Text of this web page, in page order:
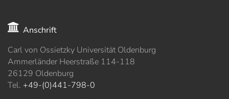
Anschrift
Carl von Ossietzky Universität Oldenburg
Ammerländer Heerstraße 114-118
26129 Oldenburg
Tel. +49-(0)441-798-0